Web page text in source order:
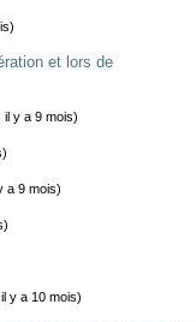
et lors de
y a 9 mois)
a 9 mois)
y a 10 mois)